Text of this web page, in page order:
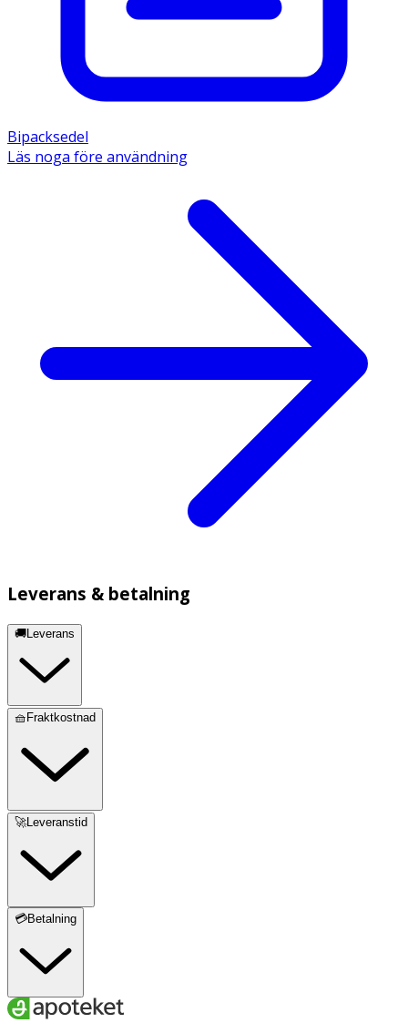
Bipacksedel
Läs noga före användning
Leverans & betalning
🚚Leverans
🧺Fraktkostnad
🚀Leveranstid
💳Betalning